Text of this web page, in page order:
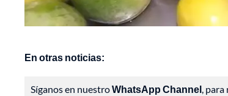
En otras noticias:
Síganos en nuestroWhatsApp Channel,